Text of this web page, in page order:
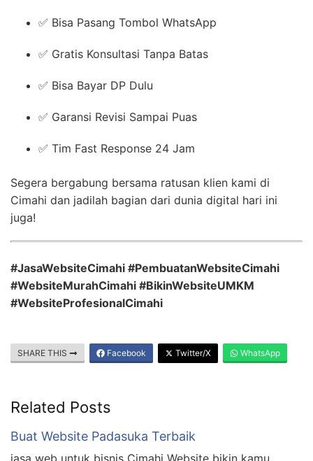
✅ Bisa Pasang Tombol WhatsApp
✅ Gratis Konsultasi Tanpa Batas
✅ Bisa Bayar DP Dulu
✅ Garansi Revisi Sampai Puas
✅ Tim Fast Response 24 Jam
Segera bergabung bersama ratusan klien kami di
Cimahi dan jadilah bagian dari dunia digital hari ini
juga!
#JasaWebsiteCimahi #PembuatanWebsiteCimahi
#WebsiteMurahCimahi #BikinWebsiteUMKM
#WebsiteProfesionalCimahi
SHARE THIS Facebook Twitter/X WhatsApp
Related Posts
Buat Website Padasuka Terbaik